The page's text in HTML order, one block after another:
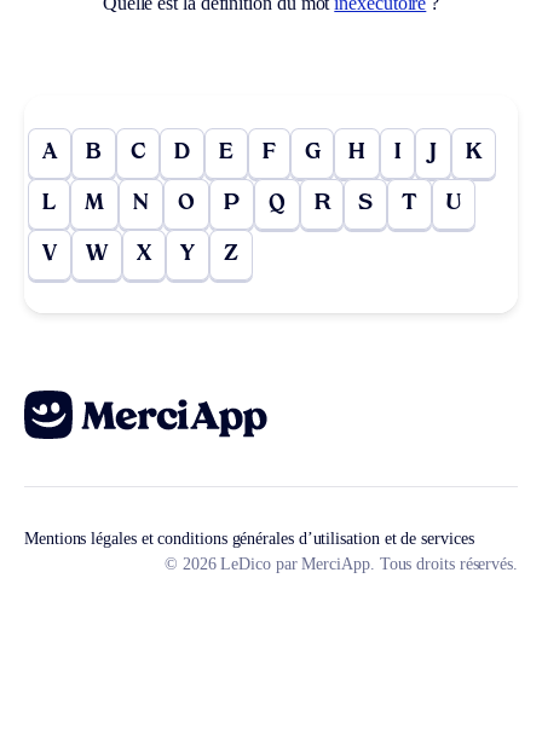
A B C D E F G H I J K
L M N O P Q R S T U
V W X Y Z
Mentions légales et conditions générales d’utilisation et de services
© 2026 LeDico par MerciApp. Tous droits réservés.